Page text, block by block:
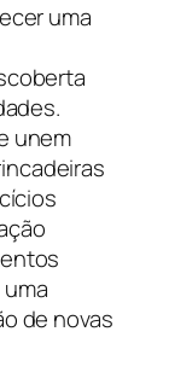
uma
unem
de novas